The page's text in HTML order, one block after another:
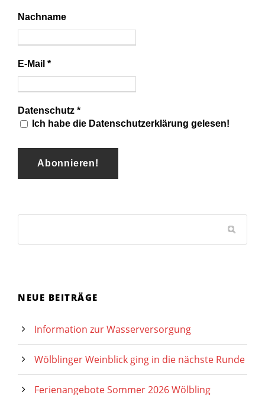
Nachname
E-Mail *
Datenschutz *
Ich habe die Datenschutzerklärung gelesen!
NEUE BEITRÄGE
Information zur Wasserversorgung
Wölblinger Weinblick ging in die nächste Runde
Ferienangebote Sommer 2026 Wölbling